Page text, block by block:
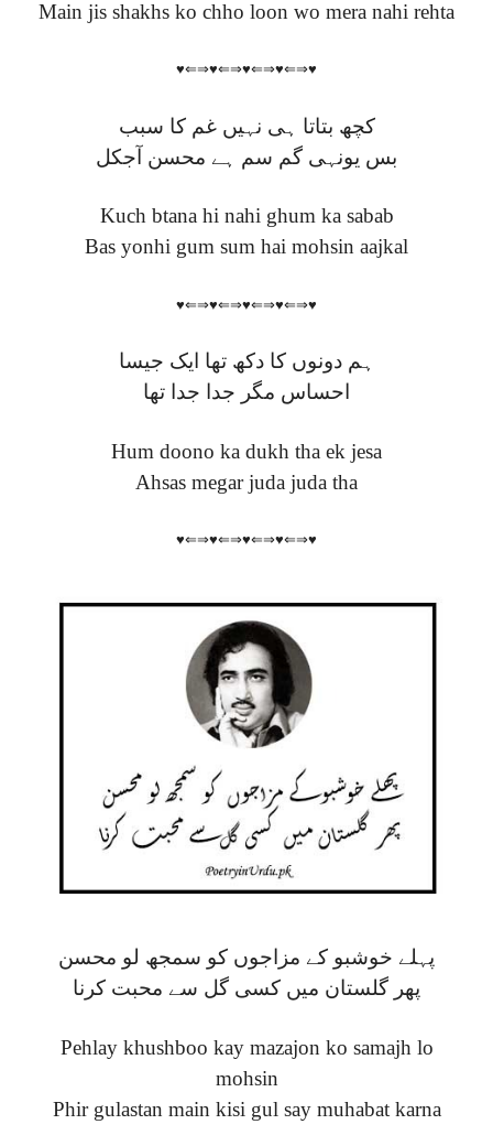
Main jis shakhs ko chho loon wo mera nahi rehta
♥⇐⇒♥⇐⇒♥⇐⇒♥⇐⇒♥
کچھ بتاتا ہی نہیں غم کا سبب
بس یونہی گم سم ہے محسن آجکل
Kuch btana hi nahi ghum ka sabab
Bas yonhi gum sum hai mohsin aajkal
♥⇐⇒♥⇐⇒♥⇐⇒♥⇐⇒♥
ہم دونوں کا دکھ تھا ایک جیسا
احساس مگر جدا جدا تھا
Hum doono ka dukh tha ek jesa
Ahsas megar juda juda tha
♥⇐⇒♥⇐⇒♥⇐⇒♥⇐⇒♥
پہلے خوشبو کے مزاجوں کو سمجھ لو محسن
پھر گلستان میں کسی گل سے محبت کرنا
Pehlay khushboo kay mazajon ko samajh lo
mohsin
Phir gulastan main kisi gul say muhabat karna